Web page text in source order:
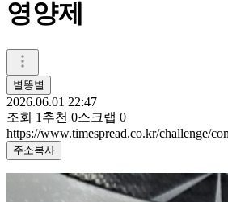
영양제
별똥별
2026.06.01 22:47
조회 1 추천 0스크랩 0
https://www.timespread.co.kr/challenge/
주소복사